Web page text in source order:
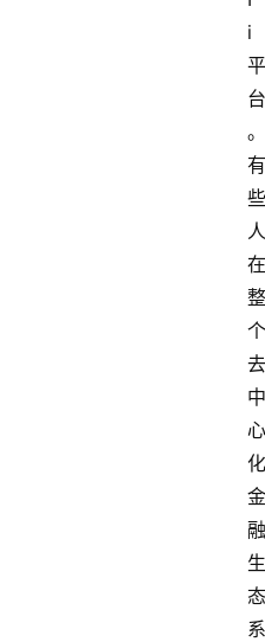
i
平
台
。
有
些
人
在
整
个
去
中
心
化
金
融
生
态
系